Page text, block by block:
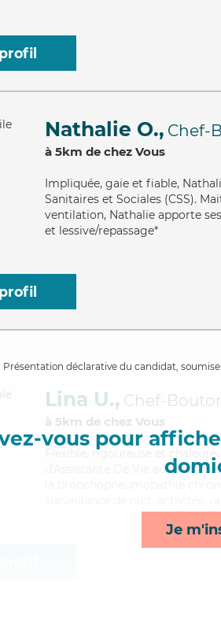
Nathalie O., Chef-
à 5km de chez Vous
Impliquée, gaie et fiable,
Sanitaires et Sociales (CSS).
ventilation, Nathalie apporte
et lessive/repassage*
Présentation déclarative du candidat,
vous pour
Je
Lina U., Chef-
à 5km de chez Vous
, rigoureuse et
d'Assistante De Vie aux